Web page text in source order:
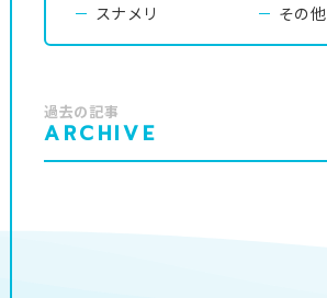
スナメリ
その他
過去の記事
ARCHIVE